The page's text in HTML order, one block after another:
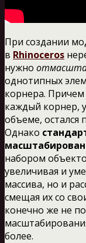
При создании
в Rhinoceros
нужно
однотипных
корнера. Причем
каждый корнер,
объеме, остался
Однако
набором
увеличивая и
массива, но и
смещая их со
конечно же не
более.